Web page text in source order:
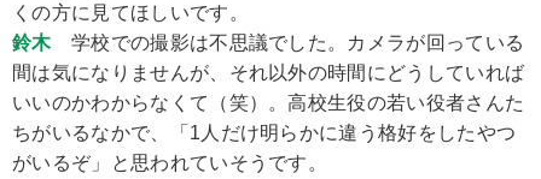
くの方に見てほしいです。
鈴木学校での撮影は不思議でした。カメラが回っている
間は気になりませんが、それ以外の時間にどうしていれば
いいのかわからなくて（笑）。高校生役の若い役者さんた
ちがいるなかで、「1人だけ明らかに違う格好をしたやつ
がいるぞ」と思われていそうです。